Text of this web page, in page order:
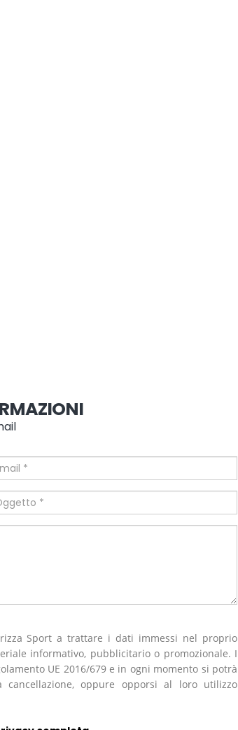
Sport a trattare i dati immessi nel proprio
informativo, pubblicitario o promozionale. I
UE 2016/679 e in ogni momento si potrà
oppure opporsi al loro utilizzo